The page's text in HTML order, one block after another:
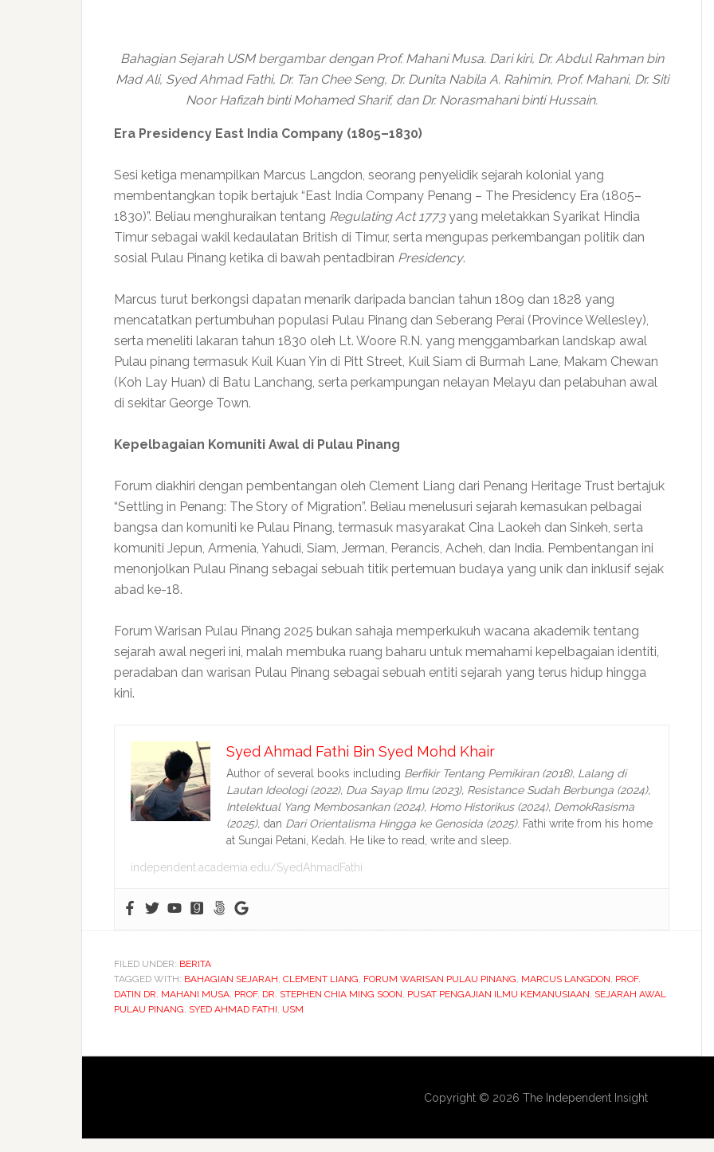
Bahagian Sejarah USM bergambar dengan Prof. Mahani Musa. Dari kiri, Dr. Abdul Rahman bin
Mad Ali, Syed Ahmad Fathi, Dr. Tan Chee Seng, Dr. Dunita Nabila A. Rahimin, Prof. Mahani, Dr. Siti
Noor Hafizah binti Mohamed Sharif, dan Dr. Norasmahani binti Hussain.
Era Presidency East India Company (1805–1830)
Sesi ketiga menampilkan Marcus Langdon, seorang penyelidik sejarah kolonial yang
membentangkan topik bertajuk “East India Company Penang – The Presidency Era (1805–
1830)”. Beliau menghuraikan tentang Regulating Act 1773yang meletakkan Syarikat Hindia
Timur sebagai wakil kedaulatan British di Timur, serta mengupas perkembangan politik dan
sosial Pulau Pinang ketika di bawah pentadbiran Presidency.
Marcus turut berkongsi dapatan menarik daripada bancian tahun 1809 dan 1828 yang
mencatatkan pertumbuhan populasi Pulau Pinang dan Seberang Perai (Province Wellesley),
serta meneliti lakaran tahun 1830 oleh Lt. Woore R.N. yang menggambarkan landskap awal
Pulau pinang termasuk Kuil Kuan Yin di Pitt Street, Kuil Siam di Burmah Lane, Makam Chewan
(Koh Lay Huan) di Batu Lanchang, serta perkampungan nelayan Melayu dan pelabuhan awal
di sekitar George Town.
Kepelbagaian Komuniti Awal di Pulau Pinang
Forum diakhiri dengan pembentangan oleh Clement Liang dari Penang Heritage Trust bertajuk
“Settling in Penang: The Story of Migration”. Beliau menelusuri sejarah kemasukan pelbagai
bangsa dan komuniti ke Pulau Pinang, termasuk masyarakat Cina Laokeh dan Sinkeh, serta
komuniti Jepun, Armenia, Yahudi, Siam, Jerman, Perancis, Acheh, dan India. Pembentangan ini
menonjolkan Pulau Pinang sebagai sebuah titik pertemuan budaya yang unik dan inklusif sejak
abad ke-18.
Forum Warisan Pulau Pinang 2025 bukan sahaja memperkukuh wacana akademik tentang
sejarah awal negeri ini, malah membuka ruang baharu untuk memahami kepelbagaian identiti,
peradaban dan warisan Pulau Pinang sebagai sebuah entiti sejarah yang terus hidup hingga
kini.
Syed Ahmad Fathi Bin Syed Mohd Khair
Author of several books including Berfikir Tentang Pemikiran (2018), Lalang di
Lautan Ideologi (2022), Dua Sayap Ilmu (2023), Resistance Sudah Berbunga (2024),
Intelektual Yang Membosankan (2024), Homo Historikus (2024), DemokRasisma
(2025), dan Dari Orientalisma Hingga ke Genosida (2025). Fathi write from his home
at Sungai Petani, Kedah. He like to read, write and sleep.
independent.academia.edu/SyedAhmadFathi
FILED UNDER: BERITA
TAGGED WITH: BAHAGIAN SEJARAH, CLEMENT LIANG, FORUM WARISAN PULAU PINANG, MARCUS LANGDON, PROF.
DATIN DR. MAHANI MUSA, PROF. DR. STEPHEN CHIA MING SOON, PUSAT PENGAJIAN ILMU KEMANUSIAAN, SEJARAH AWAL
PULAU PINANG, SYED AHMAD FATHI, USM
Copyright © 2026 The Independent Insight